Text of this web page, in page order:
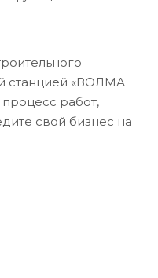
станцией «ВОЛМА
работ,
свой бизнес на